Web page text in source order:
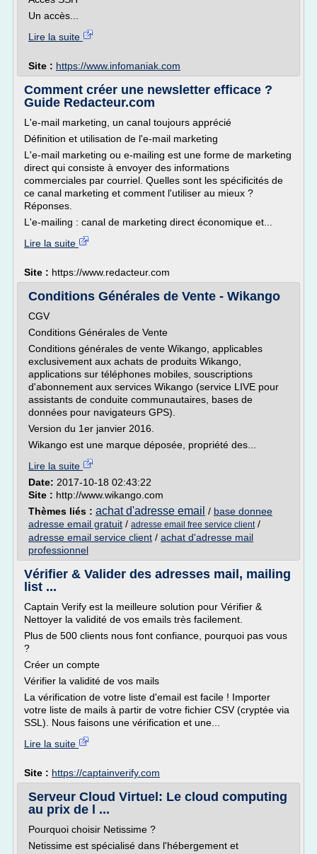
Un accès...
Lire la suite
Site : https://www.infomaniak.com
Comment créer une newsletter efficace ?
Guide Redacteur.com
L'e-mail marketing, un canal toujours apprécié
Définition et utilisation de l'e-mail marketing
L'e-mail marketing ou e-mailing est une forme de marketing
direct qui consiste à envoyer des informations
commerciales par courriel. Quelles sont les spécificités de
ce canal marketing et comment l'utiliser au mieux ?
Réponses.
L'e-mailing : canal de marketing direct économique et...
Lire la suite
Site : https://www.redacteur.com
Conditions Générales de Vente - Wikango
CGV
Conditions Générales de Vente
Conditions générales de vente Wikango, applicables
exclusivement aux achats de produits Wikango,
applications sur téléphones mobiles, souscriptions
d'abonnement aux services Wikango (service LIVE pour
assistants de conduite communautaires, bases de
données pour navigateurs GPS).
Version du 1er janvier 2016.
Wikango est une marque déposée, propriété des...
Lire la suite
Date: 2017-10-18 02:43:22
Site : http://www.wikango.com
Thèmes liés : achat d'adresse email / base donnee
adresse email gratuit / adresse email free service client/
adresse email service client / achat d'adresse mail
professionnel
Vérifier & Valider des adresses mail, mailing
list ...
Captain Verify est la meilleure solution pour Vérifier &
Nettoyer la validité de vos emails très facilement.
Plus de 500 clients nous font confiance, pourquoi pas vous
?
Créer un compte
Vérifier la validité de vos mails
La vérification de votre liste d'email est facile ! Importer
votre liste de mails à partir de votre fichier CSV (cryptée via
SSL). Nous faisons une vérification et une...
Lire la suite
Site : https://captainverify.com
Serveur Cloud Virtuel: Le cloud computing
au prix de l ...
Pourquoi choisir Netissime ?
Netissime est spécialisé dans l'hébergement et